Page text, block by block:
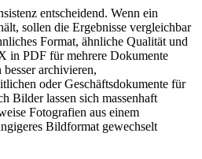
entscheidend. Wenn ein
sollen die Ergebnisse vergleichbar
Format, ähnliche Qualität und
in PDF für mehrere Dokumente
archivieren,
oder Geschäftsdokumente für
Bilder lassen sich massenhaft
Fotografien aus einem
Bildformat gewechselt